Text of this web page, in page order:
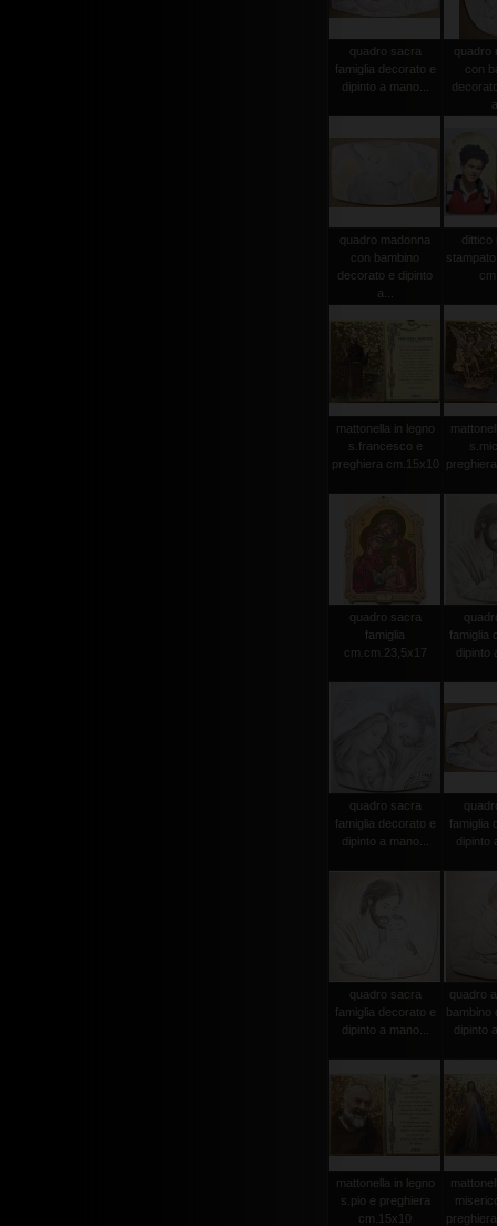
quadro sacra
famiglia decorato e
dipinto a mano...
quadro
con
quadro madonna
con bambino
decorato e dipinto
a...
mattonella in legno
s.francesco e
preghiera cm.15x10
quadro sacra
famiglia
cm.cm.23,5x17
famiglia
dipinto
quadro sacra
famiglia decorato e
dipinto a mano...
famiglia
dipinto
quadro sacra
famiglia decorato e
dipinto a mano...
quadro
bambino
dipinto
mattonella in legno
s.pio e preghiera
cm.15x10